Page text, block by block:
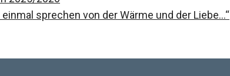
sprechen von der Wärme und der Liebe…“